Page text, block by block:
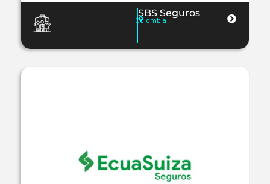
SBS Seguros
Colombia